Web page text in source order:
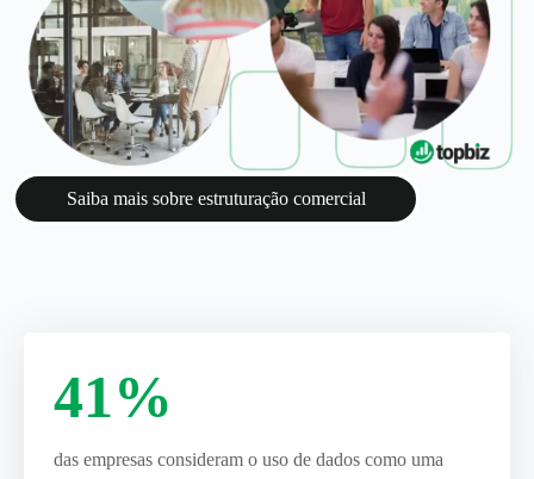
Saiba mais sobre estruturação comercial
41%
das empresas consideram o uso de dados como uma